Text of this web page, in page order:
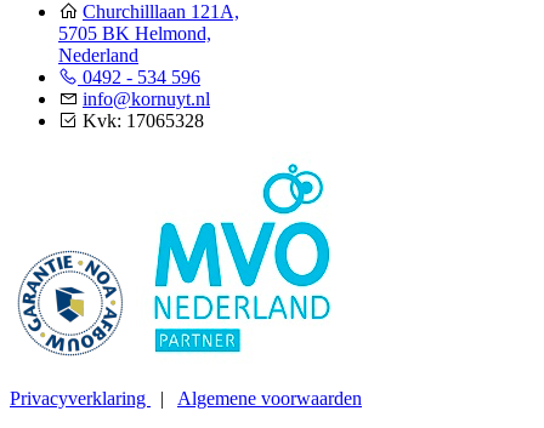
Churchilllaan 121A,
5705 BK Helmond,
Nederland
0492 - 534 596
info@kornuyt.nl
Kvk: 17065328
Privacyverklaring | Algemene voorwaarden